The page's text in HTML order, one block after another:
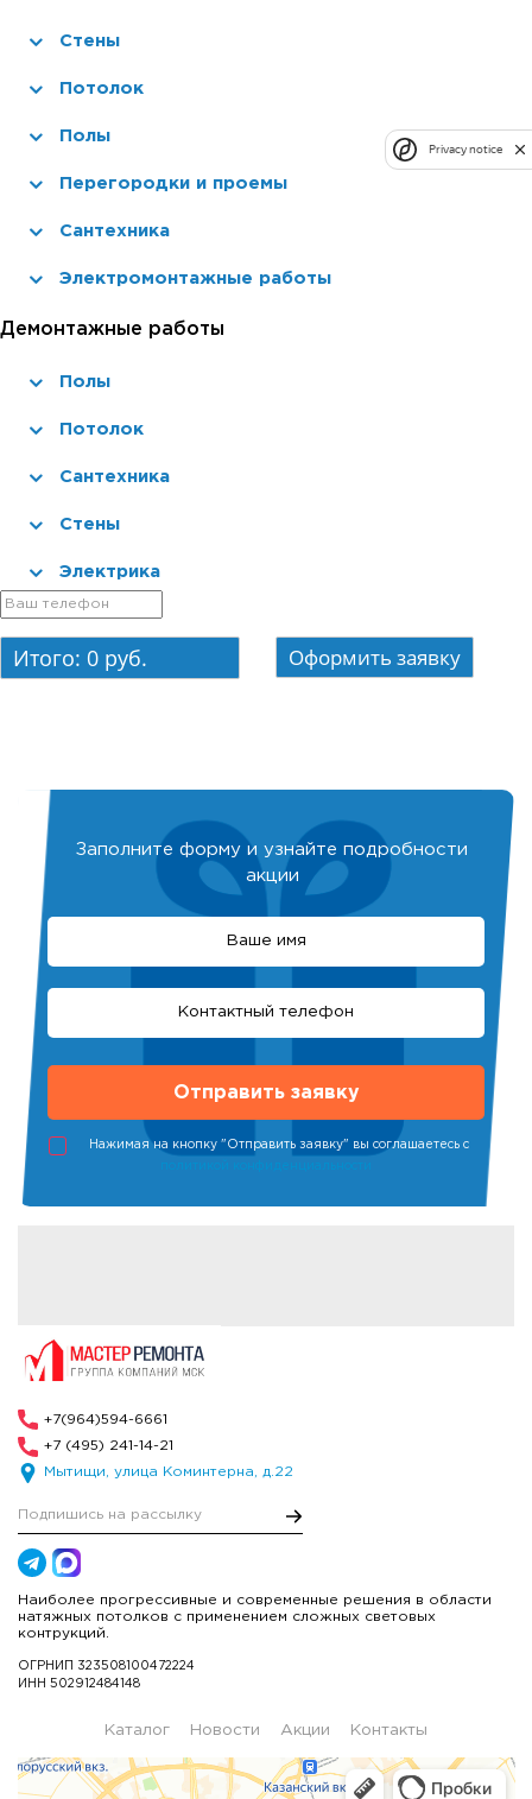
Стены
Потолок
Полы
Перегородки и проемы
Сантехника
Электромонтажные работы
Демонтажные работы
Полы
Потолок
Сантехника
Стены
Электрика
Итого: 0руб.
Заполните форму и узнайте подробности
акции
Нажимая на кнопку "Отправить заявку" вы соглашаетесь с
политикой конфиденциальности
+7(964)594-6661
+7 (495) 241-14-21
Мытищи, улица Коминтерна, д.22
Наиболее прогрессивные и современные решения в области
натяжных потолков с применением сложных световых
контрукций.
ОГРНИП 323508100472224
ИНН 502912484148
Каталог Новости Акции Контакты
Privacy notice